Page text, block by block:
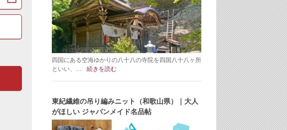
四国にある空海ゆかりの八十八の寺院を四国八十八ヶ所
といい、…
続きを読む
東紀繊維の吊り編みニット（和歌山県）｜大人
がほしい ジャパンメイド名品帖